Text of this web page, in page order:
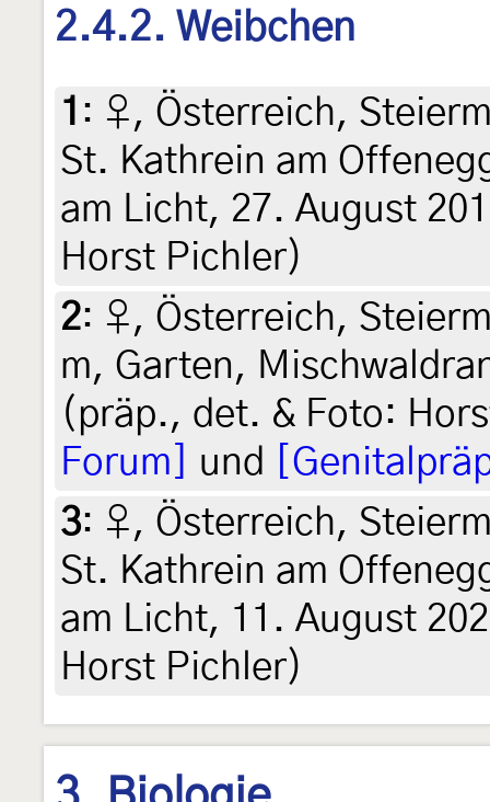
2.4.2. Weibchen
1 : ♀, Österreich,
St. Kathrein am
am Licht, 27. August
Horst Pichler)
2: ♀, Österreich,
m, Garten,
(präp., det. & Foto:
Forum]
und
3: ♀, Österreich,
St. Kathrein am
am Licht, 11. August
Horst Pichler)